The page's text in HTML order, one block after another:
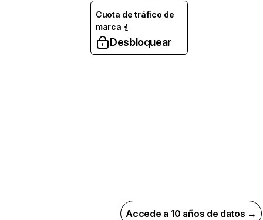
Cuota de tráfico de
marca
Desbloquear
Accede a 10 años de datos →